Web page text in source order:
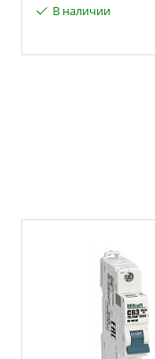
В наличии